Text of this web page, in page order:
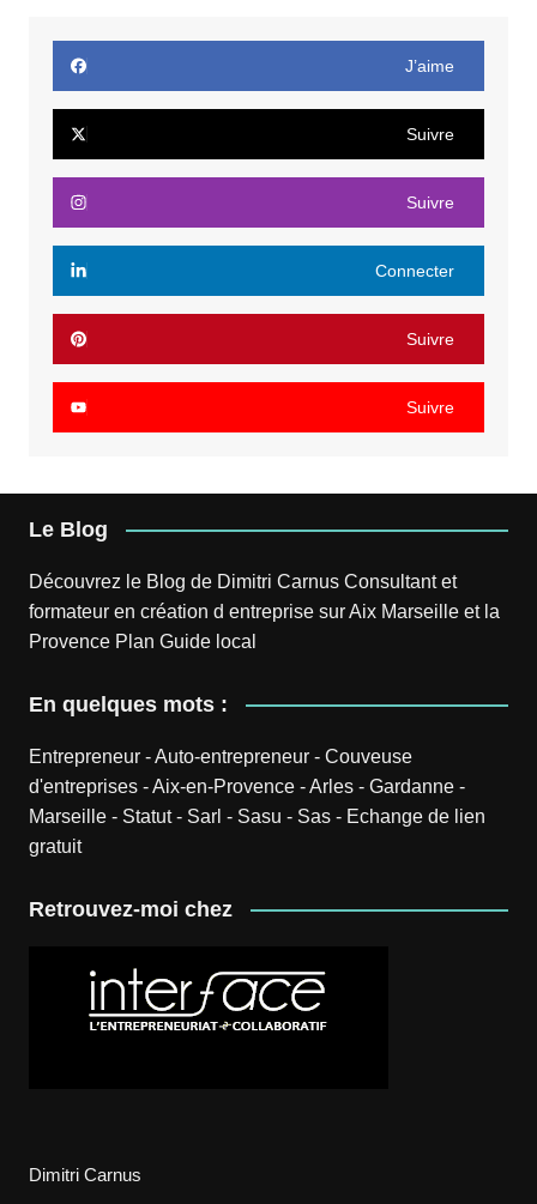
J’aime
Suivre
Suivre
Connecter
Suivre
Suivre
Le Blog
Découvrez le Blog de Dimitri CarnusConsultant et
formateur en création d entreprise sur Aix Marseille et la
Provence Plan Guide local
En quelques mots :
Entrepreneur-Auto-entrepreneur- Couveuse
d'entreprises-Aix-en-Provence-Arles- Gardanne-
Marseille- Statut- Sarl - Sasu - Sas- Echange de lien
gratuit
Retrouvez-moi chez
Dimitri Carnus